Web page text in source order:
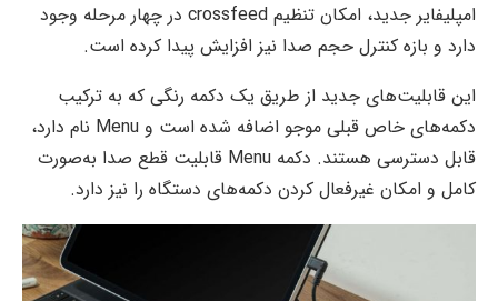
امپلیفایر جدید، امکان تنظیم crossfeed در چهار مرحله وجود
دارد و بازه کنترل حجم صدا نیز افزایش پیدا کرده است.
این قابلیت‌های جدید از طریق یک دکمه رنگی که به ترکیب
دکمه‌های خاص قبلی موجو اضافه شده است و Menu نام دارد،
قابل دسترسی هستند. دکمه Menu قابلیت قطع صدا به‌صورت
کامل و امکان غیرفعال کردن دکمه‌های دستگاه را نیز دارد.